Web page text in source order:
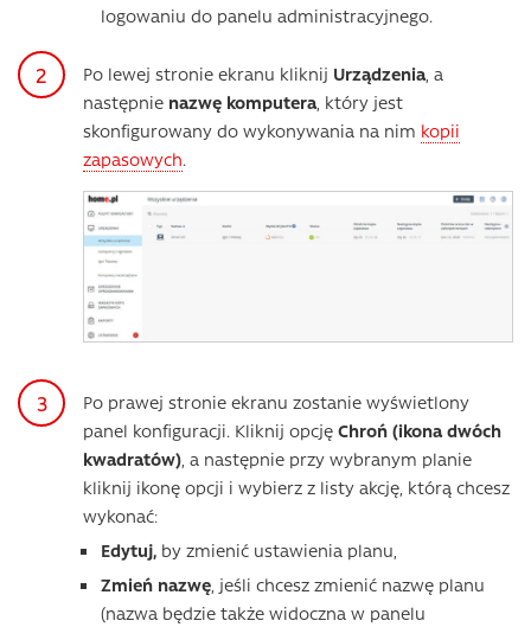
logowaniu do panelu administracyjnego.
Po lewej stronie ekranu kliknij Urządzenia, a
następnie nazwę komputera, który jest
skonfigurowany do wykonywania na nim kopii
zapasowych.
Po prawej stronie ekranu zostanie wyświetlony
panel konfiguracji. Kliknij opcję Chroń (ikona dwóch
kwadratów), a następnie przy wybranym planie
kliknij ikonę opcji i wybierz z listy akcję, którą chcesz
wykonać:
Edytuj, by zmienić ustawienia planu,
Zmień nazwę, jeśli chcesz zmienić nazwę planu
(nazwa będzie także widoczna w panelu